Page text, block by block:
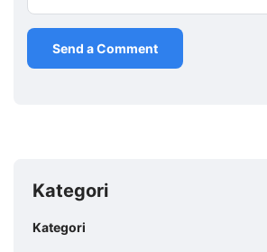
Kategori
Kategori